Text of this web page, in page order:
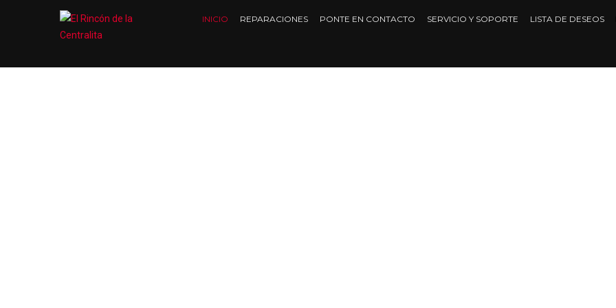
INICIO REPARACIONES PONTE EN CONTACTO SERVICIO Y SOPORTE LISTA DE DESEOS